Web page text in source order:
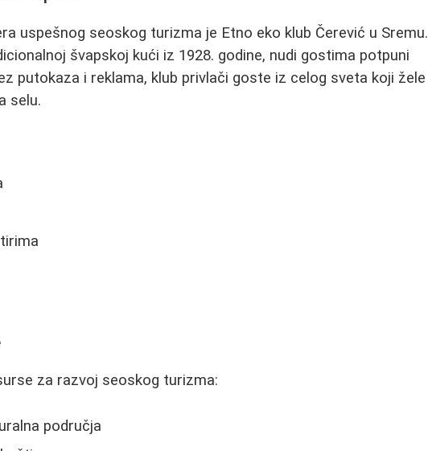
uspešnog seoskog turizma je Etno eko klub Čerević u Sremu.
švapskoj kući iz 1928. godine, nudi gostima potpuni
putokaza i reklama, klub privlači goste iz celog sveta koji žele
selu.
za razvoj seoskog turizma:
područja